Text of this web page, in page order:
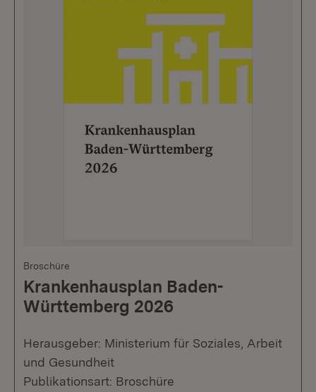
Broschüre
Krankenhausplan Baden-
Württemberg 2026
Herausgeber: Ministerium für Soziales, Arbeit
und Gesundheit
Publikationsart: Broschüre